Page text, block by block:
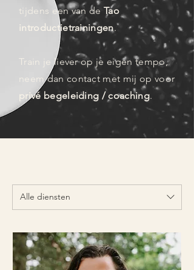
tijdens een van deTao
introductietrainingen.
Train je liever op je eigen tempo,
neem dan contact met mij op voor
privé begeleiding / coaching.
Alle diensten